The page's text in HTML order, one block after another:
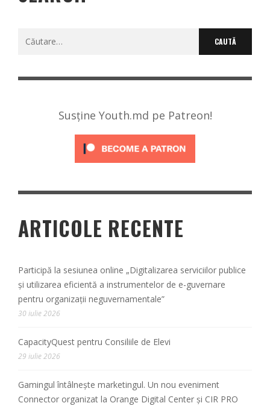
Caută
Susține Youth.md pe Patreon!
ARTICOLE RECENTE
Participă la sesiunea online „Digitalizarea serviciilor publice
și utilizarea eficientă a instrumentelor de e-guvernare
pentru organizații neguvernamentale”
30 iulie 2026
CapacityQuest pentru Consiliile de Elevi
29 iulie 2026
Gamingul întâlnește marketingul. Un nou eveniment
Connector organizat la Orange Digital Center și CIR PRO